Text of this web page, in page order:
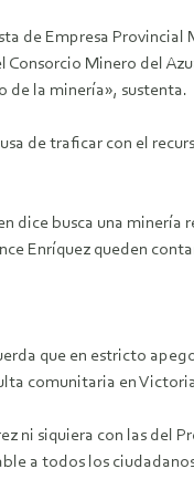
de Empresa
Minero del
de la minería», sustenta.
de traficar con el
dice busca una
Enríquez queden
que en estricto
comunitaria en
ni siquiera con las
a todos los